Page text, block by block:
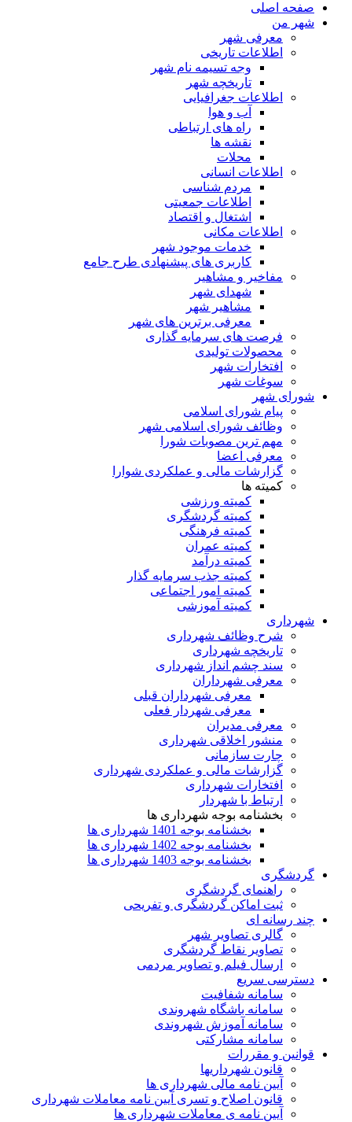
صفحه اصلی
شهر من
معرفی شهر
اطلاعات تاریخی
وجه تسیمه نام شهر
تاریخچه شهر
اطلاعات جغرافیایی
آب و هوا
راه های ارتباطی
نقشه ها
محلات
اطلاعات انسانی
مردم شناسی
اطلاعات جمعیتی
اشتغال و اقتصاد
اطلاعات مکانی
خدمات موجود شهر
کاربری های پیشنهادی طرح جامع
مفاخیر و مشاهیر
شهدای شهر
مشاهیر شهر
معرفی برترین های شهر
فرصت های سرمایه گذاری
محصولات تولیدی
افتخارات شهر
سوغات شهر
شورای شهر
پیام شورای اسلامی
وظائف شورای اسلامی شهر
مهم ترین مصوبات شورا
معرفی اعضا
گزارشات مالی و عملکردی شوارا
کمیته ها
کمیته ورزشی
کمیته گردشگری
کمیته فرهنگی
کمیته عمران
کمیته درآمد
کمیته جذب سرمایه گذار
کمیته امور اجتماعی
کمیته آموزشی
شهرداری
شرح وظائف شهرداری
تاریخچه شهرداری
سند چشم انداز شهرداری
معرفی شهرداران
معرفی شهرداران قبلی
معرفی شهردار فعلی
معرفی مدیران
منشور اخلاقی شهرداری
چارت سازمانی
گزارشات مالی و عملکردی شهرداری
افتخارات شهرداری
ارتباط با شهردار
بخشنامه بوجه شهرداری ها
بخشنامه بوجه 1401 شهرداری ها
بخشنامه بوجه 1402 شهرداری ها
بخشنامه بوجه 1403 شهرداری ها
گردشگری
راهنمای گردشگری
ثبت اماکن گردشگری و تفریحی
چند رسانه ای
گالری تصاویر شهر
تصاویر نقاط گردشگری
ارسال فیلم و تصاویر مردمی
دسترسی سریع
سامانه شفافیت
سامانه باشگاه شهروندی
سامانه آموزش شهروندی
سامانه مشارکتی
قوانین و مقررات
قانون شهرداریها
آیین نامه مالی شهرداری ها
قانون اصلاح و تسری آیین نامه معاملات شهرداری
آیین نامه ی معاملات شهرداری ها